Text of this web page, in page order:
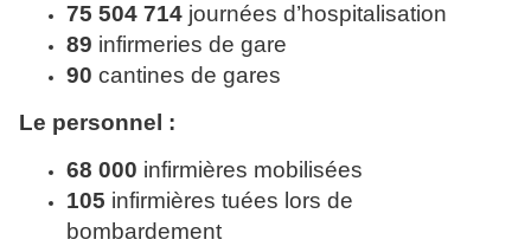
75 504 714 journées d’hospitalisation
89 infirmeries de gare
90 cantines de gares
Le personnel :
68 000 infirmières mobilisées
105 infirmières tuées lors de
bombardement